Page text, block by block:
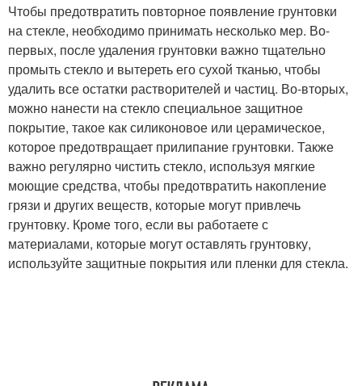
Чтобы предотвратить повторное появление грунтовки
на стекле, необходимо принимать несколько мер. Во-
первых, после удаления грунтовки важно тщательно
промыть стекло и вытереть его сухой тканью, чтобы
удалить все остатки растворителей и частиц. Во-вторых,
можно нанести на стекло специальное защитное
покрытие, такое как силиконовое или церамическое,
которое предотвращает прилипание грунтовки. Также
важно регулярно чистить стекло, используя мягкие
моющие средства, чтобы предотвратить накопление
грязи и других веществ, которые могут привлечь
грунтовку. Кроме того, если вы работаете с
материалами, которые могут оставлять грунтовку,
используйте защитные покрытия или пленки для стекла.